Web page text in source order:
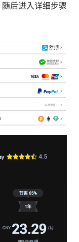
后进入详细步骤